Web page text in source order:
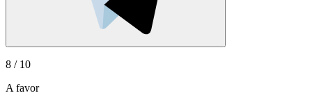
8 / 10
A favor